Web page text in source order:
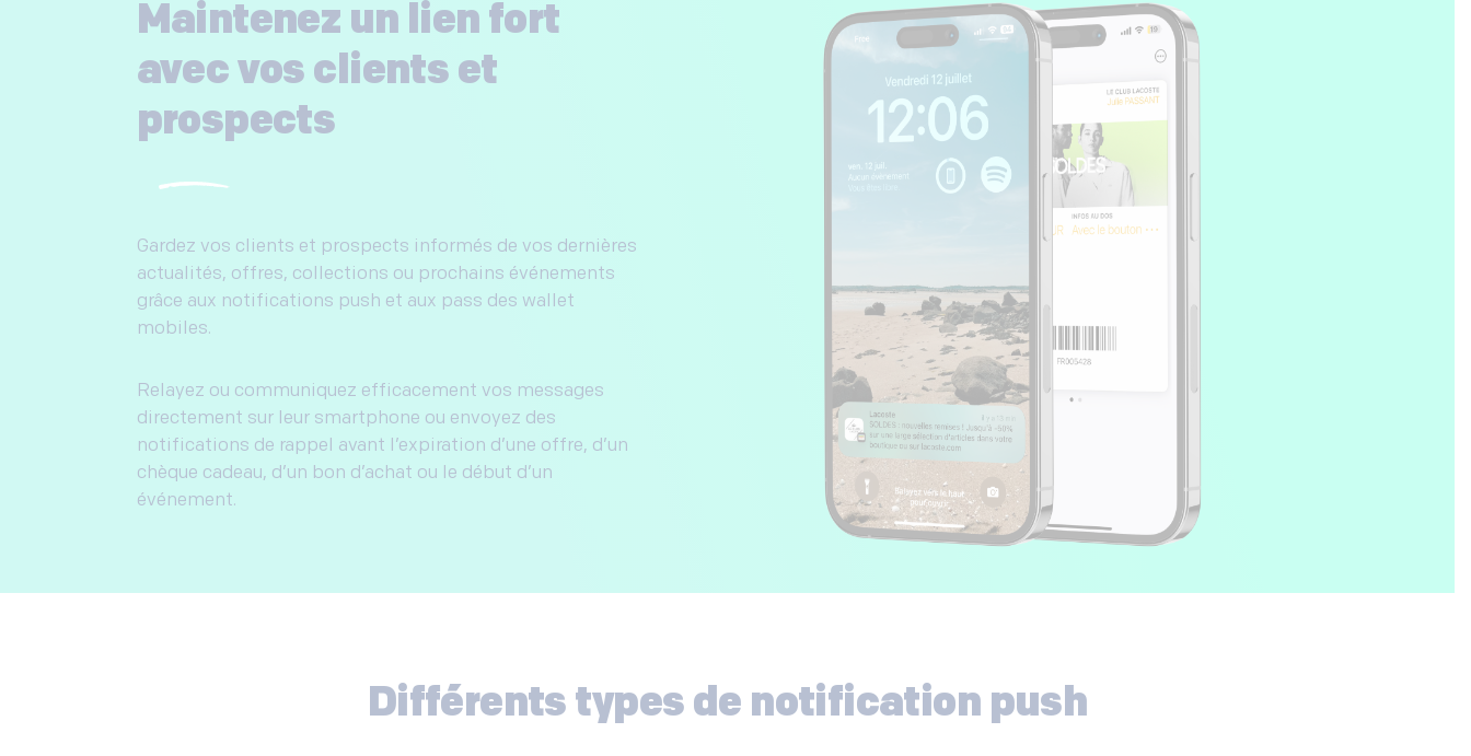
Maintenez un lien fort
avec vos clients et
prospects
Gardez vos clients et prospects informés de vos dernières
actualités, offres, collections ou prochains événements
grâce aux notifications push et aux pass des wallet
mobiles.
Relayez ou communiquez efficacement vos messages
directement sur leur smartphone ou envoyez des
notifications de rappel avant l’expiration d’une offre, d’un
chèque cadeau, d’un bon d’achat ou le début d’un
événement.
Différents types de notification push